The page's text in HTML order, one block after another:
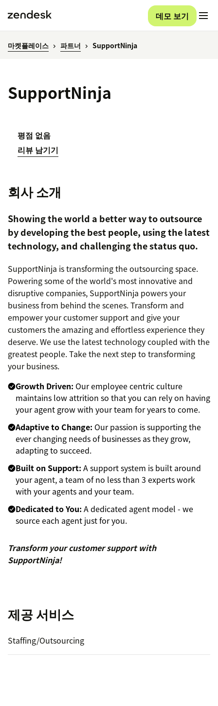
데모 보기
마켓플레이스 파트너 SupportNinja
SupportNinja
평점 없음
리뷰 남기기
회사 소개
Showing the world a better way to outsource
by developing the best people, using the latest
technology, and challenging the status quo.
SupportNinja is transforming the outsourcing space.
Powering some of the world's most innovative and
disruptive companies, SupportNinja powers your
business from behind the scenes. Transform and
empower your customer support and give your
customers the amazing and effortless experience they
deserve. We use the latest technology coupled with the
greatest people. Take the next step to transforming
your business.
Growth Driven: Our employee centric culture
maintains low attrition so that you can rely on having
your agent grow with your team for years to come.
Adaptive to Change: Our passion is supporting the
ever changing needs of businesses as they grow,
adapting to succeed.
Built on Support: A support system is built around
your agent, a team of no less than 3 experts work
with your agents and your team.
Dedicated to You: A dedicated agent model - we
source each agent just for you.
Transform your customer support with
SupportNinja!
제공 서비스
Staffing/Outsourcing